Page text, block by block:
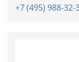
+7 (495) 988-32-